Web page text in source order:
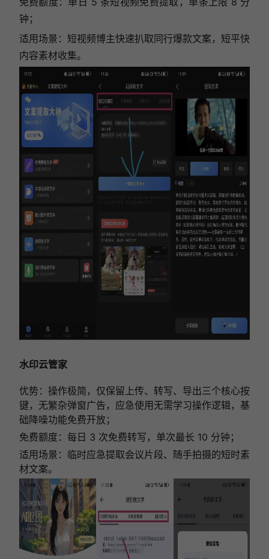
钟；
适用场景：短视频博主快速扒取同行爆款文案，短平快
内容素材收集。
水印云管家
优势：操作极简，仅保留上传、转写、导出三个核心按
键，无繁杂弹窗广告，应急使用无需学习操作逻辑，基
础降噪功能免费开放；
免费额度：每日 3 次免费转写，单次最长 10 分钟；
适用场景：临时应急提取会议片段、随手拍摄的短时素
材文案。